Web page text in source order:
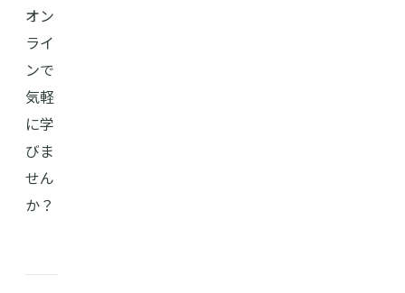
オン
ライ
ンで
気軽
に学
びま
せん
か？